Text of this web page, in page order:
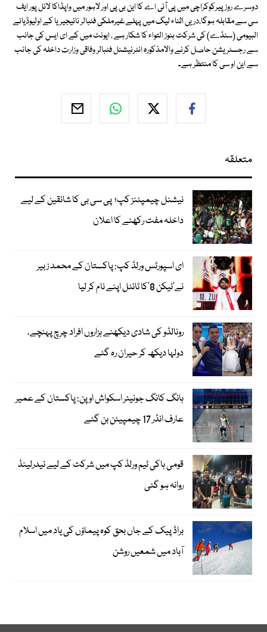
دوسرے روز پیرکوکراچی میں پی آئی اے کا این بی پی اور لاہور میں واپڈاکا لائل پور ایف
سی سے مقابلہ ہوگا،دریں اثناء لیگ میں پہلے ٖغیرملکی فٹبالر نائیجیریا کے اولیوڈیائے
البیومی (سنڈے) کی شرکت ہنوز التواء کا شکار ہے ، ایونٹ میں کے ای ایس کی جانب
سے رجسٹریشن حاصل کرنے والامذکورہ انٹرنیشنل فٹبالر وفاقی وزارت داخلہ کی جانب
سے این او سی کا منتظر ہے۔
متعلقہ
نیشنل چیمپئنز کپ؛ پی سی بی کا شائقین کے لیے
داخلہ مفت رکھنے کا اعلان
ای اسپورٹس ورلڈ کپ: پاکستان کے محمد زبیر
نے’ٹیکن 8‘کا ٹائٹل اپنے نام کر لیا
رونالڈو کی شادی دیکھنے ہزاروں افراد چرچ پہنچے،
دولہا دیکھ کر حیران رہ گئے
ہانگ کانگ جونیئر اسکواش اوپن: پاکستان کے عمیر
عارف انڈر 17 چیمپیئن بن گئے
قومی ہاکی ٹیم ورلڈ کپ میں شرکت کے لیے نیدرلینڈ
روانہ ہو گئی
براڈ پیک کے جاں بحق کوہ پیماؤں کی یاد میں اسلام
آباد میں شمعیں روشن